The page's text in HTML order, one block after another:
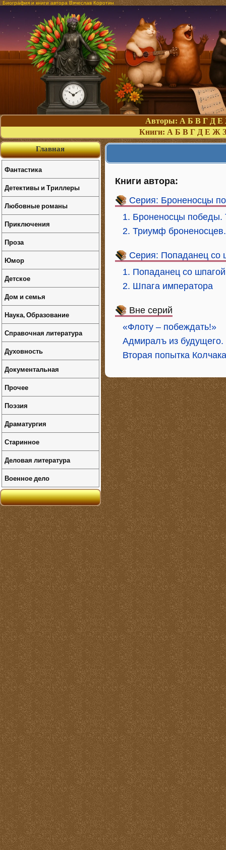
Биография и книги автора Вячеслав Коротин
Авторы: А Б В Г Д Е
Книги: А Б В Г Д Е Ж З
Книги автора:
Серия: Броненосцы
1. Броненосцы победы.
2. Триумф
Серия: Попаданец со
1. Попаданец со шпагой
2. Шпага императора
Вне серий
«Флоту – побеждать!»
Адмиралъ из
Вторая попытка Колчака
Главная
Фантастика
Детективы и Триллеры
Любовные романы
Приключения
Проза
Юмор
Детское
Дом и семья
Наука, Образование
Справочная литература
Духовность
Документальная
Прочее
Поэзия
Драматургия
Старинное
Деловая литература
Военное дело